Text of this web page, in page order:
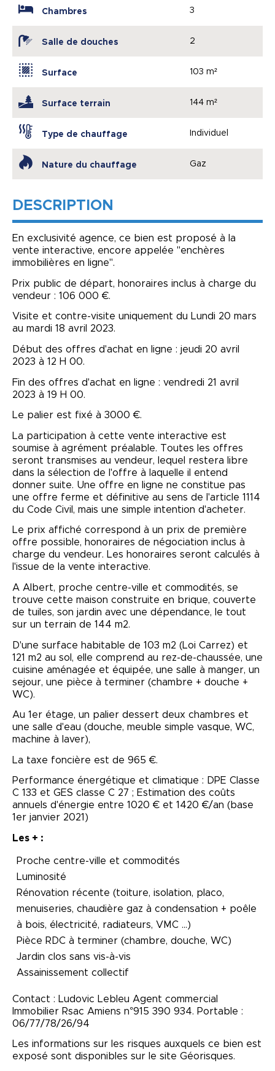
Chambres 3
Salle de douches 2
Surface 103 m²
Surface terrain 144 m²
Type de chauffage Individuel
Nature du chauffage Gaz
DESCRIPTION
En exclusivité agence, ce bien est proposé à la
vente interactive, encore appelée "enchères
immobilières en ligne".
Prix public de départ, honoraires inclus à charge du
vendeur : 106 000 €.
Visite et contre-visite uniquement du Lundi 20 mars
au mardi 18 avril 2023.
Début des offres d'achat en ligne : jeudi 20 avril
2023 à 12 H 00.
Fin des offres d'achat en ligne : vendredi 21 avril
2023 à 19 H 00.
Le palier est fixé à 3000 €.
La participation à cette vente interactive est
soumise à agrément préalable. Toutes les offres
seront transmises au vendeur, lequel restera libre
dans la sélection de l'offre à laquelle il entend
donner suite. Une offre en ligne ne constitue pas
une offre ferme et définitive au sens de l'article 1114
du Code Civil, mais une simple intention d'acheter.
Le prix affiché correspond à un prix de première
offre possible, honoraires de négociation inclus à
charge du vendeur. Les honoraires seront calculés à
l'issue de la vente interactive.
A Albert, proche centre-ville et commodités, se
trouve cette maison construite en brique, couverte
de tuiles, son jardin avec une dépendance, le tout
sur un terrain de 144 m2.
D'une surface habitable de 103 m2 (Loi Carrez) et
121 m2 au sol, elle comprend au rez-de-chaussée, une
cuisine aménagée et équipée, une salle à manger, un
sejour, une pièce à terminer (chambre + douche +
WC).
Au 1er étage, un palier dessert deux chambres et
une salle d'eau (douche, meuble simple vasque, WC,
machine à laver),
La taxe foncière est de 965 €.
Performance énergétique et climatique : DPE Classe
C 133 et GES classe C 27 ; Estimation des coûts
annuels d'énergie entre 1020 € et 1420 €/an (base
1er janvier 2021)
Les + :
Proche centre-ville et commodités
Luminosité
Rénovation récente (toiture, isolation, placo,
menuiseries, chaudière gaz à condensation + poêle
à bois, électricité, radiateurs, VMC ...)
Pièce RDC à terminer (chambre, douche, WC)
Jardin clos sans vis-à-vis
Assainissement collectif
Contact : Ludovic Lebleu Agent commercial
Immobilier Rsac Amiens n°915 390 934. Portable :
06/77/78/26/94
Les informations sur les risques auxquels ce bien est
exposé sont disponibles sur le site Géorisques.